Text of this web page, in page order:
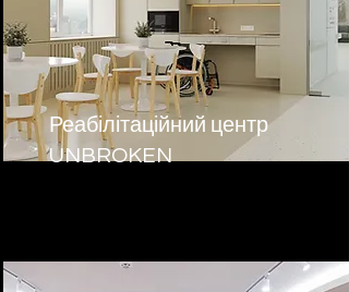
Реабілітаційний центр
UNBROKEN